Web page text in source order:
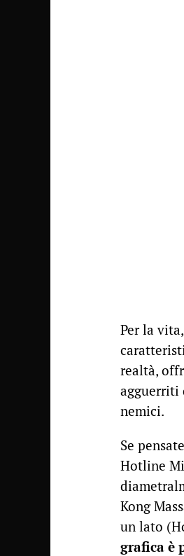
Per la
realtà,
agguerriti
nemici.
Se
Hotline
Kong
un lato
grafica è